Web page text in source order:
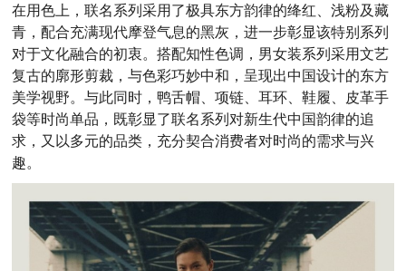
在用色上，联名系列采用了极具东方韵律的绛红、浅粉及藏
青，配合充满现代摩登气息的黑灰，进一步彰显该特别系列
对于文化融合的初衷。搭配知性色调，男女装系列采用文艺
复古的廓形剪裁，与色彩巧妙中和，呈现出中国设计的东方
美学视野。与此同时，鸭舌帽、项链、耳环、鞋履、皮革手
袋等时尚单品，既彰显了联名系列对新生代中国韵律的追
求，又以多元的品类，充分契合消费者对时尚的需求与兴
趣。